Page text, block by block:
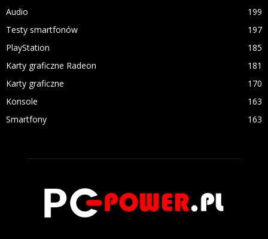
Audio
199
Testy smartfonów
197
PlayStation
185
Karty graficzne Radeon
181
Karty graficzne
170
Konsole
163
Smartfony
163